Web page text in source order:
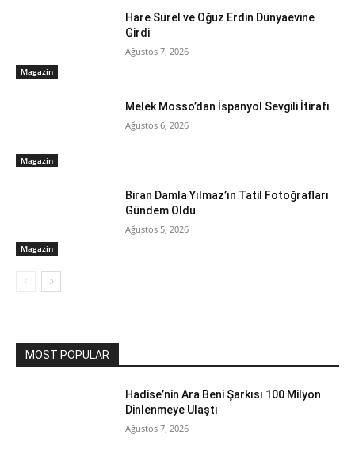
Magazin
Hare Sürel ve Oğuz Erdin Dünyaevine
Girdi
Ağustos 7, 2026
Magazin
Melek Mosso’dan İspanyol Sevgili İtirafı
Ağustos 6, 2026
Magazin
Biran Damla Yılmaz’ın Tatil Fotoğrafları
Gündem Oldu
Ağustos 5, 2026
MOST POPULAR
Hadise’nin Ara Beni Şarkısı 100 Milyon
Dinlenmeye Ulaştı
Ağustos 7, 2026